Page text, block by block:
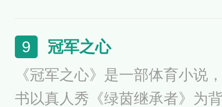
个山里少年的逆天之旅。“
么？”“还有一颗想变强的心。”
9 冠军之心
《冠军之心》是一部体育小说
书以真人秀《绿茵继承者》为